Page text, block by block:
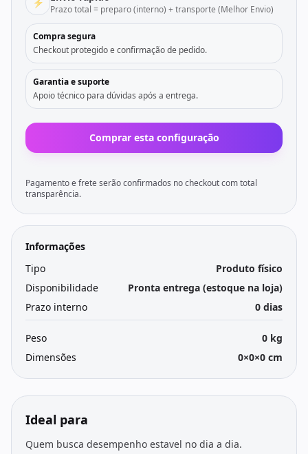
Prazo total = preparo (interno) + transporte (Melhor Envio)
Compra segura
Checkout protegido e confirmação de pedido.
Garantia e suporte
Apoio técnico para dúvidas após a entrega.
Comprar esta configuração
Pagamento e frete serão confirmados no checkout com total
transparência.
Informações
Tipo
Produto físico
Disponibilidade
Pronta entrega (estoque na loja)
Prazo interno
0 dias
Peso
0 kg
Dimensões
0×0×0 cm
Ideal para
Quem busca desempenho estavel no dia a dia.